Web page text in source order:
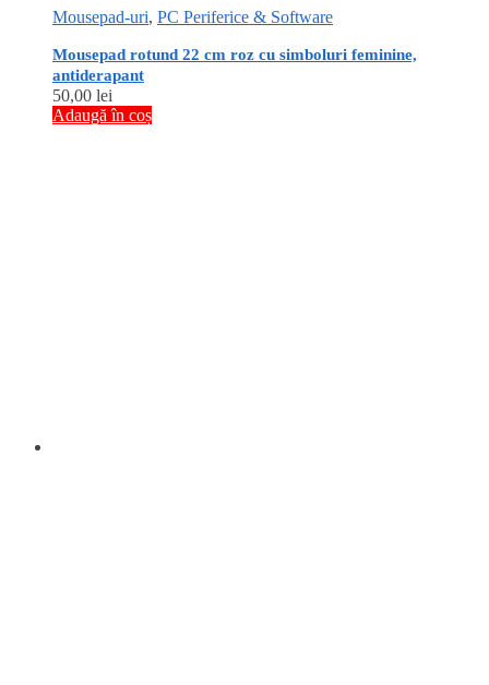
Mousepad-uri, PC Periferice & Software
Mousepad rotund 22 cm roz cu simboluri feminine,
antiderapant
50,00 lei
Adaugă în coș